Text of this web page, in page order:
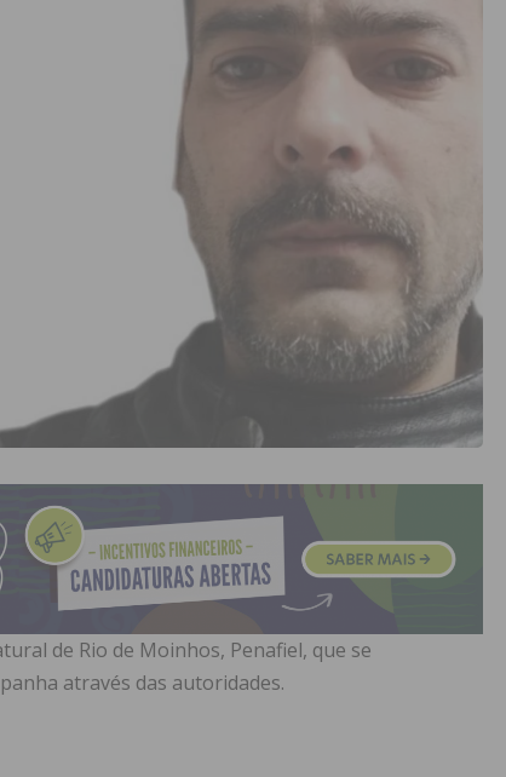
de Rio de Moinhos, Penafiel, que se
através das autoridades.